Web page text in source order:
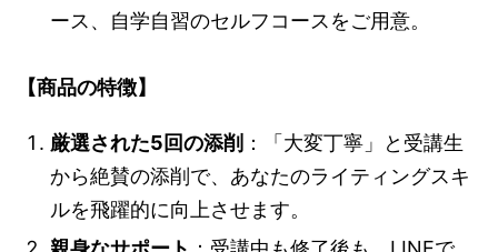
ース、自学自習のセルフコースをご用意。
【商品の特徴】
厳選された5回の添削 ：「大変丁寧」と受講生
から絶賛の添削で、あなたのライティングスキ
ルを飛躍的に向上させます。